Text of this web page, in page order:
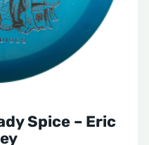
Spice – Eric